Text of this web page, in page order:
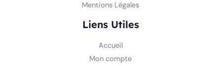
Mentions Légales
Liens Utiles
Accueil
Mon compte